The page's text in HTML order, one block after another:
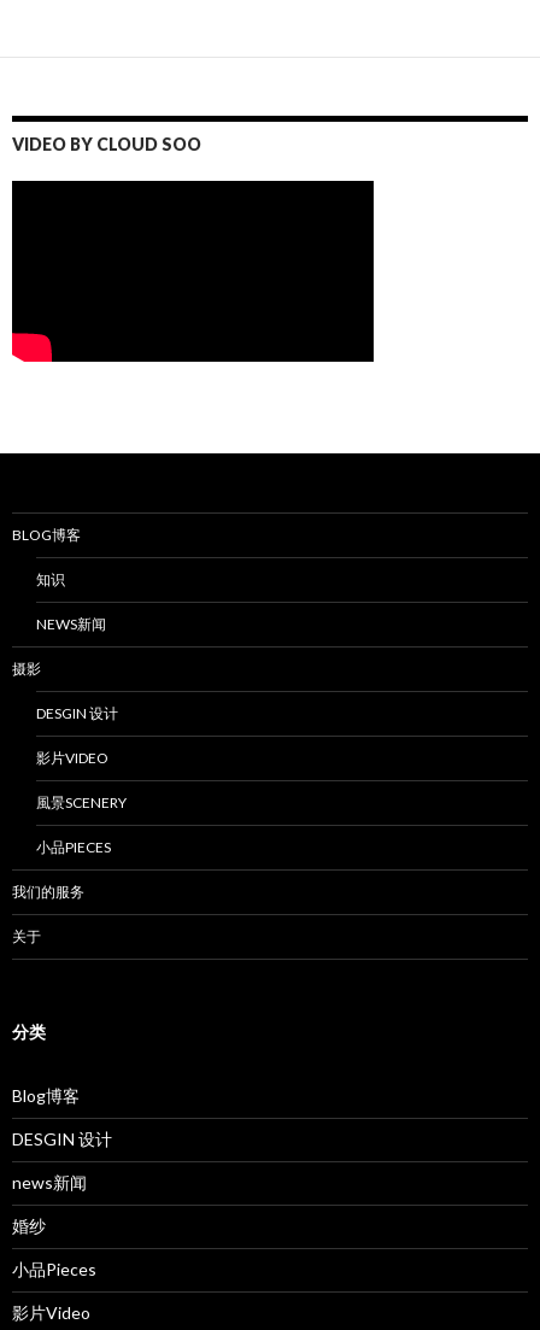
VIDEO BY CLOUD SOO
BLOG博客
知识
NEWS新闻
摄影
DESGIN 设计
影片VIDEO
風景SCENERY
小品PIECES
我们的服务
关于
分类
Blog博客
DESGIN 设计
news新闻
婚纱
小品Pieces
影片Video